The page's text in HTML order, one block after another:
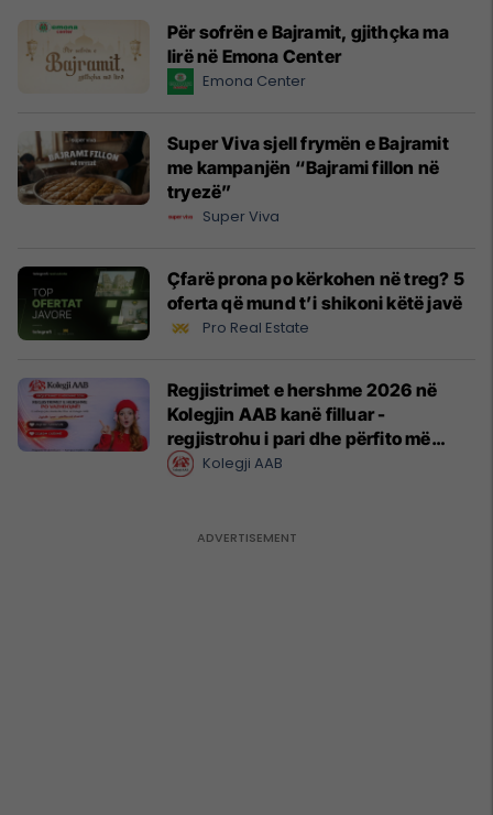
Për sofrën e Bajramit, gjithçka ma
lirë në Emona Center
Emona Center
Super Viva sjell frymën e Bajramit
me kampanjën “Bajrami fillon në
tryezë”
Super Viva
Çfarë prona po kërkohen në treg? 5
oferta që mund t’i shikoni këtë javë
Pro Real Estate
Regjistrimet e hershme 2026 në
Kolegjin AAB kanë filluar -
regjistrohu i pari dhe përfito më
shumëKolegji AAB